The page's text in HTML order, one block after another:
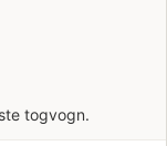
togvogn.